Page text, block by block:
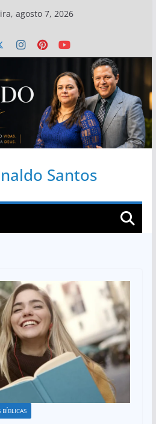
agosto 7, 2026
Santos
BÍBLICAS